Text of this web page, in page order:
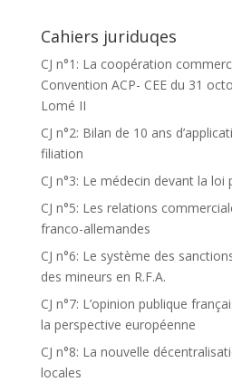
Cahiers juriduqes
CJ n°1: La coopération
Convention ACP- CEE du 31
Lomé II
CJ n°2: Bilan de 10 ans
filiation
CJ n°3: Le médecin devant la loi
CJ n°5: Les relations
franco-allemandes
CJ n°6: Le système des
des mineurs en R.F.A.
CJ n°7: L’opinion publique
la perspective européenne
CJ n°8: La nouvelle
locales